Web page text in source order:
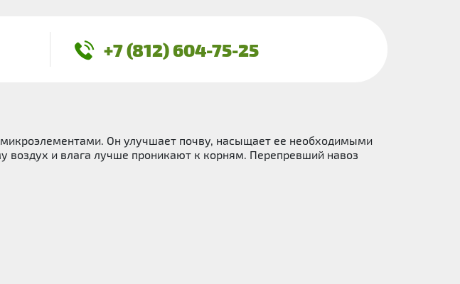
+7 (812) 604-75-25
Он улучшает почву, насыщает ее необходимыми
воздух и влага лучше проникают к корням. Перепревший навоз